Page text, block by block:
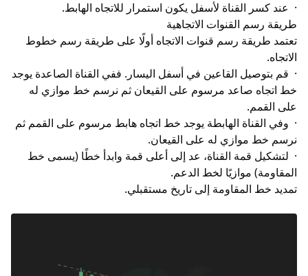
· عند كسر القناة لأسفل يكون استمرار للاتجاه الهابط.
طريقة رسم القنوات الاتجاهية
تعتمد طريقة رسم قنوات الاتجاه أولًا على طريقة رسم خطوط
الاتجاه.
· قم بتوصيل القاعين في أسفل اليسار. ففي القناة الصاعدة يوجد
خط اتجاه صاعد مرسوم على القيعان ثم نرسم خط موازي له
على القمم.
· وفي القناة الهابطة يوجد خط اتجاه هابط مرسوم على القمم ثم
نرسم خط موازي له على القيعان.
· لتشكيل قمة القناة، عد إلى أعلى قمة وابدأ خطًا (يسمى خط
المقاومة) موازيًا لخط الدعم.
تمديد خط المقاومة إلى تاريخ مستقبلي.